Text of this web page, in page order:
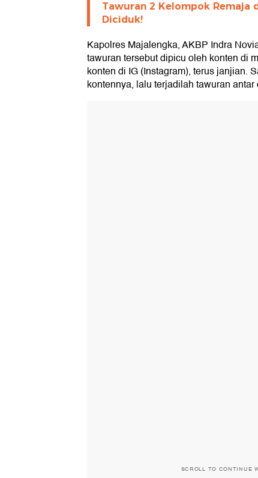
Tawuran 2 Kelompok Remaja
Diciduk!
Kapolres Majalengka, AKBP Indra
tawuran tersebut dipicu oleh konten di
konten di IG (Instagram), terus janjian.
kontennya, lalu terjadilah tawuran
SCROLL TO CONTINUE